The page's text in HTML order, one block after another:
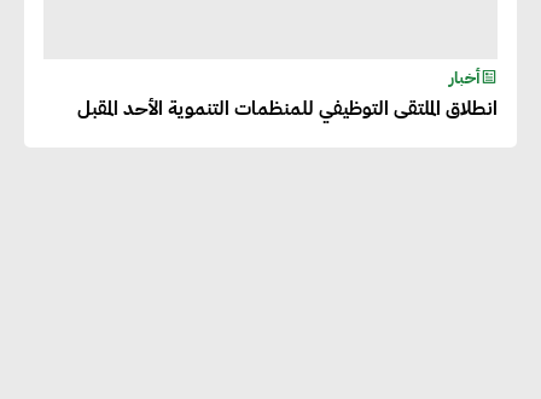
أخبار
انطلاق الملتقى التوظيفي للمنظمات التنموية الأحد المقبل